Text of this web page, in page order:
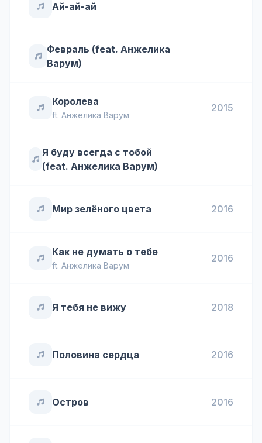
Ай-ай-ай
Февраль (feat. Анжелика
Варум)
Королева
ft. Анжелика Варум
2015
Я буду всегда с тобой
(feat. Анжелика Варум)
Мир зелёного цвета 2016
Как не думать о тебе
ft. Анжелика Варум
2016
Я тебя не вижу 2018
Половина сердца 2016
Остров 2016